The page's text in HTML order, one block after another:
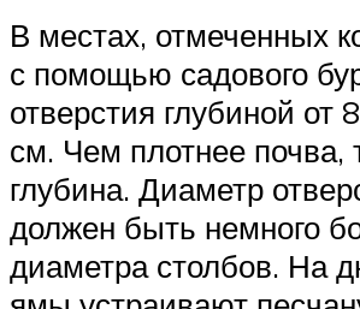
В местах, отмеченных
с помощью садового
отверстия глубиной от
см. Чем плотнее
глубина. Диаметр
должен быть немного
диаметра столбов. На